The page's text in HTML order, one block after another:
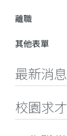
離職
其他表單
最新消息
校園求才